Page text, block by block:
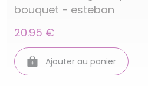
bouquet - esteban
20.95 €
Ajouter au panier